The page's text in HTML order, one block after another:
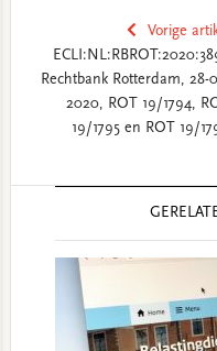
Vorige
Rechtbank Rotterdam, 28-
2020, ROT 19/1794,
19/1795 en ROT 19/